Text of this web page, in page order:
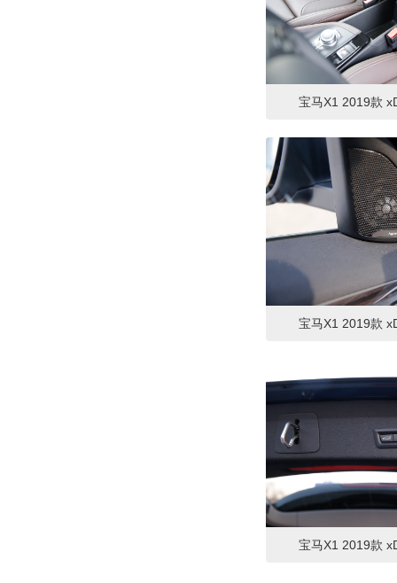
宝马X1 2019款
宝马X1 2019款
宝马X1 2019款